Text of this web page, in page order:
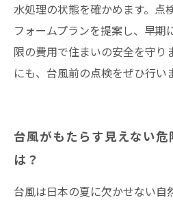
水処理の状態を確かめます。点
フォームプランを提案し、早期
限の費用で住まいの安全を守り
にも、台風前の点検をぜひ行い
台風がもたらす見えない
は？
台風は日本の夏に欠かせない自